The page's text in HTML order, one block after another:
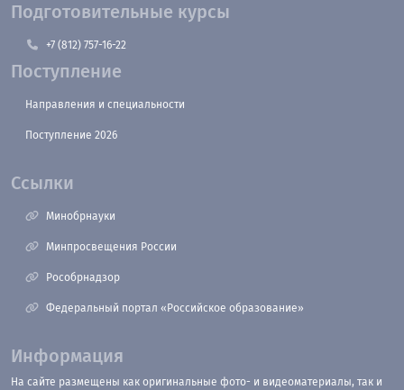
Подготовительные курсы
+7 (812) 757-16-22
Поступление
Направления и специальности
Поступление 2026
Ссылки
Минобрнауки
Минпросвещения России
Рособрнадзор
Федеральный портал «Российское образование»
Информация
На сайте размещены как оригинальные фото- и видеоматериалы, так и